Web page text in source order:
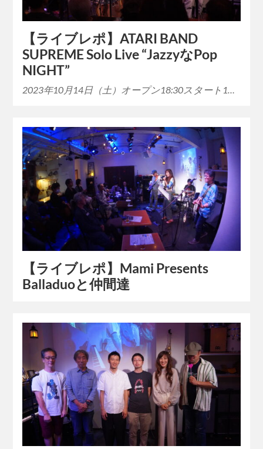
【ライブレポ】ATARI BAND
SUPREME Solo Live “JazzyなPop
NIGHT”
2023年10月14日（土）オープン18:30スタート1…
【ライブレポ】Mami Presents
Balladuoと仲間達